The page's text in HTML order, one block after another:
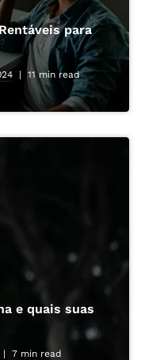
para
11 min read
e quais suas
7 min read